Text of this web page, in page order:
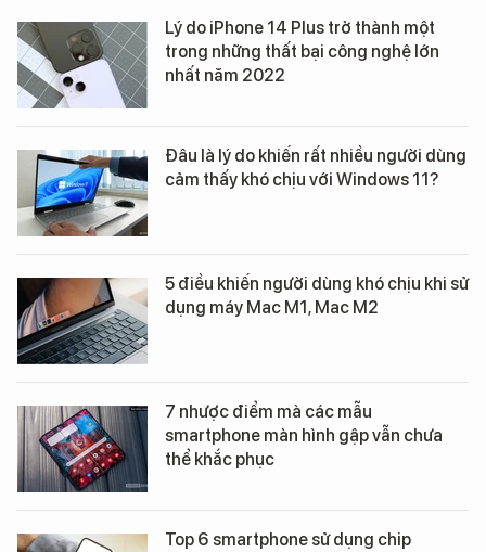
Lý do iPhone 14 Plus trở thành một
trong những thất bại công nghệ lớn
nhất năm 2022
Đâu là lý do khiến rất nhiều người dùng
cảm thấy khó chịu với Windows 11?
5 điều khiến người dùng khó chịu khi sử
dụng máy Mac M1, Mac M2
7 nhược điểm mà các mẫu
smartphone màn hình gập vẫn chưa
thể khắc phục
Top 6 smartphone sử dụng chip